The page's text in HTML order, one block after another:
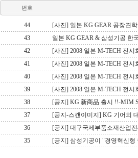
번호
44
[사진] 일본 KG GEAR 공장견학
43
일본 KG GEAR & 삼성기공 한
42
[사진] 2008 일본 M-TECH 전시
41
[사진] 2008 일본 M-TECH 전시
40
[사진] 2008 일본 M-TECH 전시
39
[사진] 2008 일본 M-TECH 전시
38
[공지] KG 新商品 출시 !!-MIM
37
[공지-스캔이미지] KG 기어의
36
[공지] 대구국제부품소재산업
35
[공지] 삼성기공이 "경영혁신형